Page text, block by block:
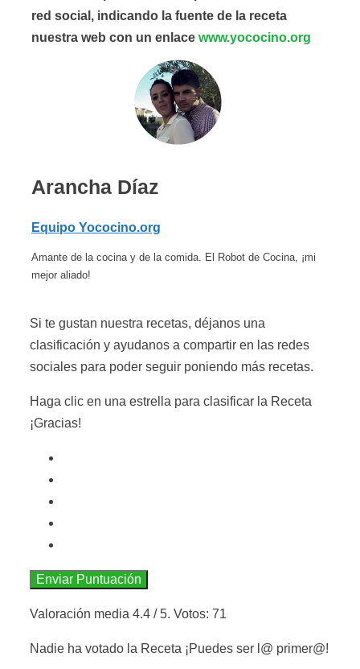
red social, indicando la fuente de la receta
nuestra web con un enlace www.yococino.org
Arancha Díaz
Equipo Yococino.org
Amante de la cocina y de la comida. El Robot de Cocina, ¡mi
mejor aliado!
Si te gustan nuestra recetas, déjanos una
clasificación y ayudanos a compartir en las redes
sociales para poder seguir poniendo más recetas.
Haga clic en una estrella para clasificar la Receta
¡Gracias!
Enviar Puntuación
Valoración media 4.4 / 5. Votos: 71
Nadie ha votado la Receta ¡Puedes ser l@ primer@!